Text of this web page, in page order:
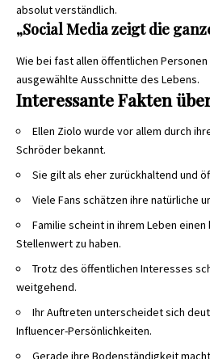
absolut verständlich.
„Social Media zeigt die
Wie bei fast allen öffentlichen
ausgewählte Ausschnitte des Lebens.
Interessante Fakten
Ellen Ziolo wurde vor allem durch
Schröder bekannt.
Sie gilt als eher zurückhaltend und
Viele Fans schätzen ihre natürliche
Familie scheint in ihrem Leben
Stellenwert zu haben.
Trotz des öffentlichen Interesses
weitgehend.
Ihr Auftreten unterscheidet sich
Influencer-Persönlichkeiten.
Gerade ihre Bodenständigkeit